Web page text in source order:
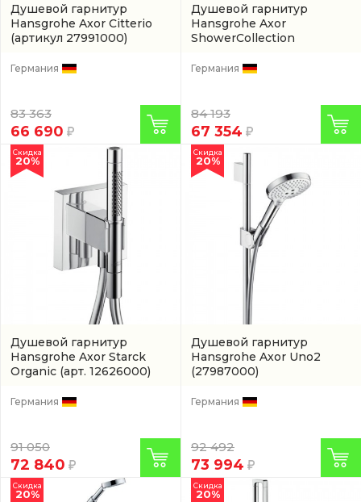
Душевой гарнитур
Hansgrohe Axor Citterio
(артикул 27991000)
Германия
83 363
66 690
Душевой гарнитур
Hansgrohe Axor
ShowerCollection
Германия
84 193
67 354
Душевой гарнитур
Hansgrohe Axor Starck
Organic (арт. 12626000)
Скидка
20%
Германия
91 050
72 840
Душевой гарнитур
Hansgrohe Axor Uno2
(27987000)
Скидка
20%
Германия
92 492
73 994
Скидка
20%
Скидка
20%